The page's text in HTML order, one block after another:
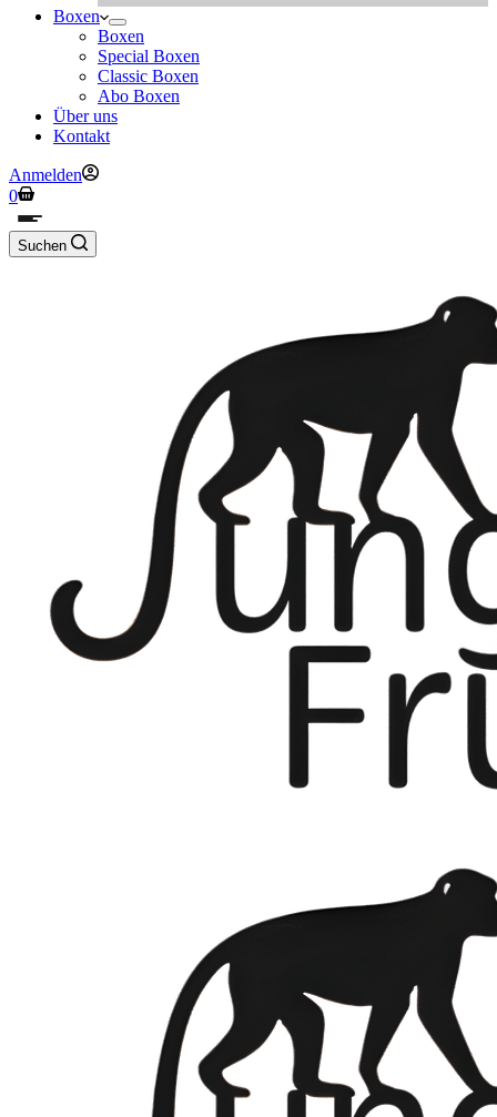
Boxen
Boxen
Special Boxen
Classic Boxen
Abo Boxen
Über uns
Kontakt
Anmelden
Warenkorb
0
Suchen